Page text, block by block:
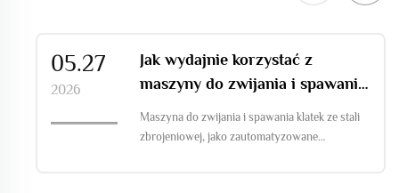
05.27
2026
Jak wydajnie korzystać z
maszyny do zwijania i spawania
klatek z prętów zbrojeniowych
Maszyna do zwijania i spawania klatek ze stali
zbrojeniowej, jako zautomatyzowane